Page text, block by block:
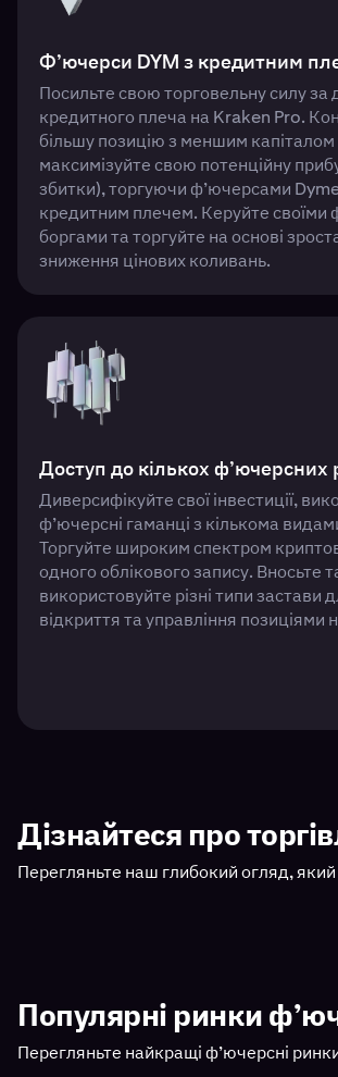
Ф’ючерси DYM з кредитним
Посильте свою торговельну силу
кредитного плеча на Kraken Pro.
більшу позицію з меншим капіталом
максимізуйте свою потенційну
збитки), торгуючи ф’ючерсами
кредитним плечем. Керуйте своїми
боргами та торгуйте на основі
зниження цінових коливань.
Доступ до кількох ф’ючерсних
Диверсифікуйте свої інвестиції,
ф’ючерсні гаманці з кількома
Торгуйте широким спектром
одного облікового запису. Вносьте
використовуйте різні типи застави
відкриття та управління позиціями
Дізнайтеся про
Перегляньте наш глибокий огляд,
Популярні ринки
Перегляньте найкращі ф’ючерсні